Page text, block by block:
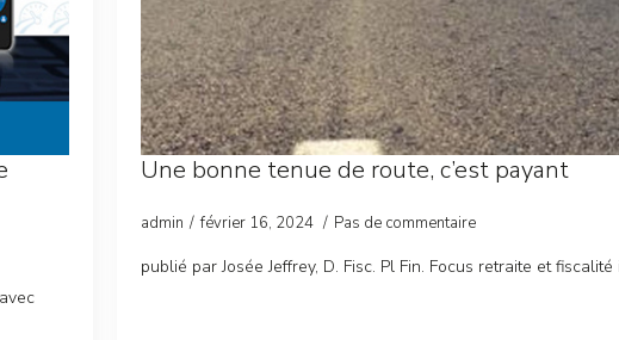
Une bonne tenue de route, c’est payant
admin février 16, 2024 Pas de commentaire
publié par Josée Jeffrey, D. Fisc. Pl Fin. Focus retraite et